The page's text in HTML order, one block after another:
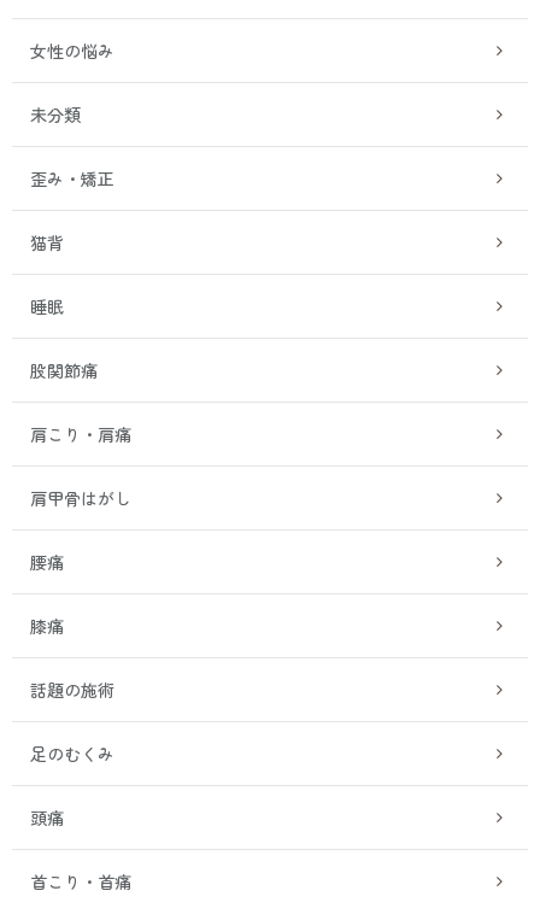
女性の悩み
未分類
歪み・矯正
猫背
睡眠
股関節痛
肩こり・肩痛
肩甲骨はがし
腰痛
膝痛
話題の施術
足のむくみ
頭痛
首こり・首痛